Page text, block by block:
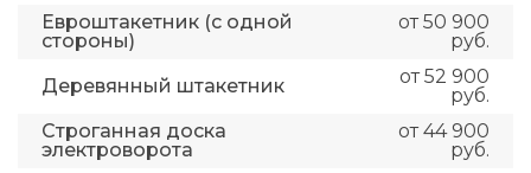
Евроштакетник (с одной
стороны)
от 50 900
руб.
Деревянный штакетник
от 52 900
руб.
Строганная доска
электроворота
от 44 900
руб.